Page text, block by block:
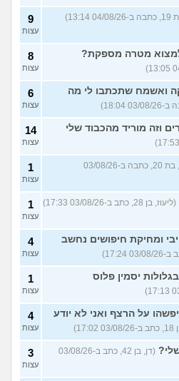
9
עצות
מטרה מספקת? 8
עצות
ואשמח שתכתבו לי מה
6
עצות
וזה מוריד מהכבוד שלי 14
עצות
(קולית, בת 20, כתבה ב-03/08/26
1
עצות
(ליעוז, בן 28, כתב ב-03/08/26 17:33) 1
עצות
ומחיקת חיפושים נחשב
4
עצות
יסמין פלוס 1
עצות
על הרצף ואני לא יודע
4
עצות
(דן, בן 42, כתב ב-03/08/26
3
עצות